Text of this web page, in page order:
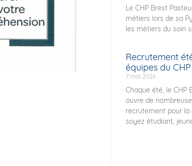
Le CHP Brest
métiers lors de sa
les métiers du soin
Recrutement
équipes du
7 mai 2026
Chaque été, le CHP
ouvre de
recrutement pour la
soyez étudiant,